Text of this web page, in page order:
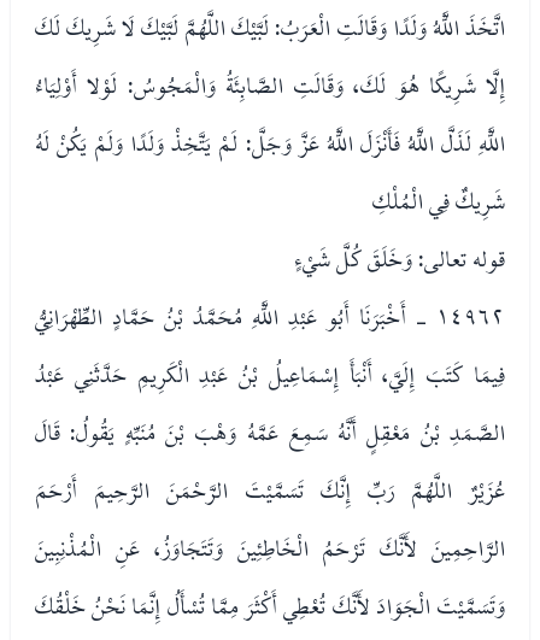
اتَّخَذَ اللَّهُ وَلَدًا وَقَالَتِ الْعَرَبُ: لَبَّيْكَ اللَّهُمَّ لَبَّيْكَ لَا شَرِيكَ لَكَ
إِلَّا شَرِيكًا هُوَ لَكَ، وَقَالَتِ الصَّابِئَةُ وَالْمَجُوسُ: لَوْلا أَوْلِيَاءُ
اللَّهِ لَذَلَّ اللَّهُ فَأَنْزَلَ اللَّهُ عَزَّ وَجَلَّ: لَمْ يَتَّخِذْ وَلَدًا وَلَمْ يَكُنْ لَهُ
شَرِيكٌ فِي الْمُلْكِ
قوله تعالى: وَخَلَقَ كُلَّ شَيْءٍ
١٤٩٦٢ - أَخْبَرَنَا أَبُو عَبْدِ اللَّهِ مُحَمَّدُ بْنُ حَمَّادٍ الطِّهْرَانِيُّ
فِيمَا كَتَبَ إِلَيَّ، أَنْبَأَ إِسْمَاعِيلُ بْنُ عَبْدِ الْكَرِيمِ حَدَّثَنِي عَبْدُ
الصَّمَدِ بْنُ مَعْقِلٍ أَنَّهُ سَمِعَ عَمَّهُ وَهْبَ بْنَ مُنَبِّهٍ يَقُولُ: قَالَ
عُزَيْرٌ اللَّهُمَّ رَبِّ إِنَّكَ تَسَمَّيْتَ الرَّحْمَنَ الرَّحِيمَ أَرْحَمَ
الرَّاحِمِينَ لأَنَّكَ تَرْحَمُ الْخَاطِئِينَ وَتَتَجَاوَزُ، عَنِ الْمُذْنِبِينَ
وَتَسَمَّيْتَ الْجَوَادَ لأَنَّكَ تُعْطِي أَكْثَرَ مِمَّا تُسْأَلُ إِنَّمَا نَحْنُ خَلْقُكَ